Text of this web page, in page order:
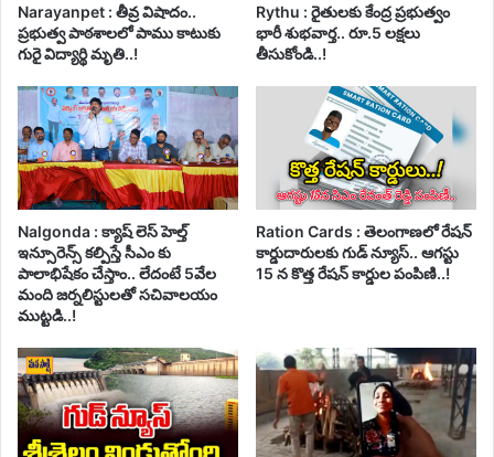
Narayanpet : తీవ్ర విషాదం..
ప్రభుత్వ పాఠశాలలో పాము కాటుకు
గురై విద్యార్థి మృతి..!
Rythu : రైతులకు కేంద్ర ప్రభుత్వం
భారీ శుభవార్త.. రూ.5 లక్షలు
తీసుకోండి..!
Nalgonda : క్యాష్ లెస్ హెల్త్
ఇన్సూరెన్స్ కల్పిస్తే సీఎం కు
పాలాభిషేకం చేస్తాం.. లేదంటే 5వేల
మంది జర్నలిస్టులతో సచివాలయం
ముట్టడి..!
Ration Cards : తెలంగాణలో రేషన్
కార్డుదారులకు గుడ్ న్యూస్.. ఆగస్టు
15 న కొత్త రేషన్ కార్డుల పంపిణి..!